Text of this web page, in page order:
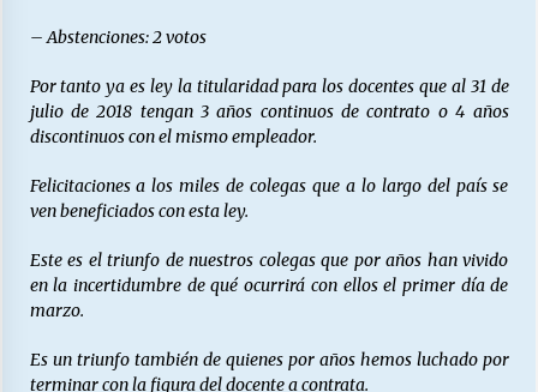
– Abstenciones: 2 votos
Por tanto ya es ley la titularidad para los docentes que al 31 de
julio de 2018 tengan 3 años continuos de contrato o 4 años
discontinuos con el mismo empleador.
Felicitaciones a los miles de colegas que a lo largo del país se
ven beneficiados con esta ley.
Este es el triunfo de nuestros colegas que por años han vivido
en la incertidumbre de qué ocurrirá con ellos el primer día de
marzo.
Es un triunfo también de quienes por años hemos luchado por
terminar con la figura del docente a contrata.